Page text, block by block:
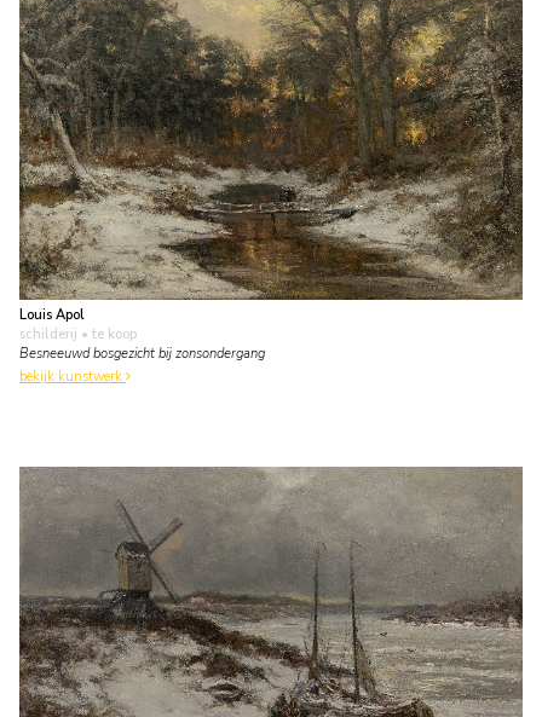
Louis Apol
schilderij • te koop
Besneeuwd bosgezicht bij zonsondergang
bekijk kunstwerk